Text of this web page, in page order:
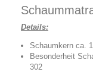
Details:
Schaumkern ca.
Besonderheit
302